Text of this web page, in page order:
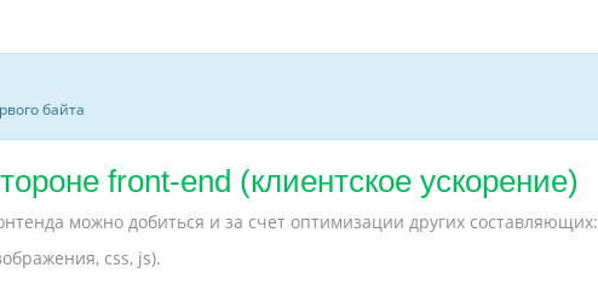
байта
front-end (клиентское ускорение)
можно добиться и за счет оптимизации других составляющих:
css, js).